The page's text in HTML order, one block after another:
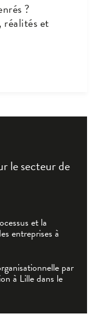
?
réalités et
le secteur de
et la
entreprises à
par
à Lille dans le